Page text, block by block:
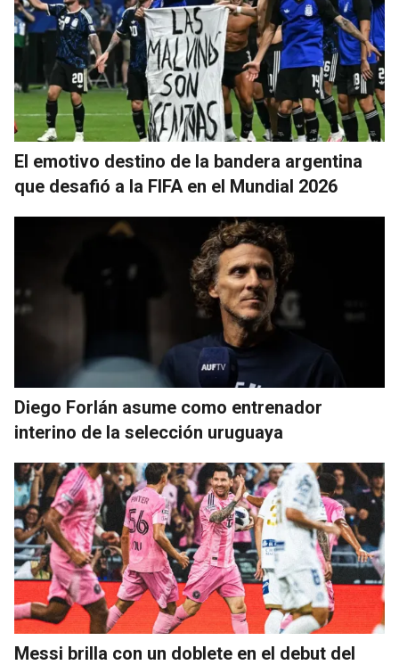
El emotivo destino de la bandera argentina
que desafió a la FIFA en el Mundial 2026
Diego Forlán asume como entrenador
interino de la selección uruguaya
Messi brilla con un doblete en el debut del